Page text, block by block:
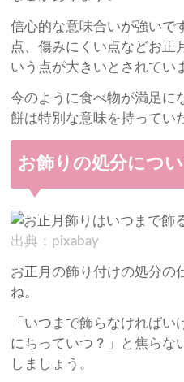
信心的な意味合いが強いで
点、傷みにくい点などお正
いう点が大きいとされてい
今のように食べ物が満足に
餅は特別な意味を持ってい
お飾りの処分につ
出典：pixabay
お正月の飾り付けの処分の
ね。
「いつまで飾らなければい
にちっていつ？」と焦らな
しましょう。